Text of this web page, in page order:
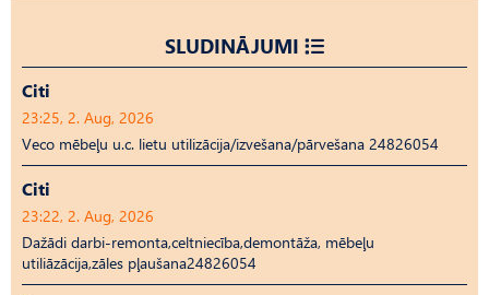
SLUDINĀJUMI
Citi
23:25, 2. Aug, 2026
Veco mēbeļu u.c. lietu utilizācija/izvešana/pārvešana 24826054
Citi
23:22, 2. Aug, 2026
Dažādi darbi-remonta,celtniecība,demontāža, mēbeļu
utiliāzācija,zāles pļaušana24826054